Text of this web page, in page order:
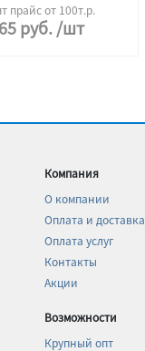
прайс от 100т.р.
руб./шт
Компания
О компании
Оплата и доставка
Оплата услуг
Контакты
Акции
Возможности
Крупный опт